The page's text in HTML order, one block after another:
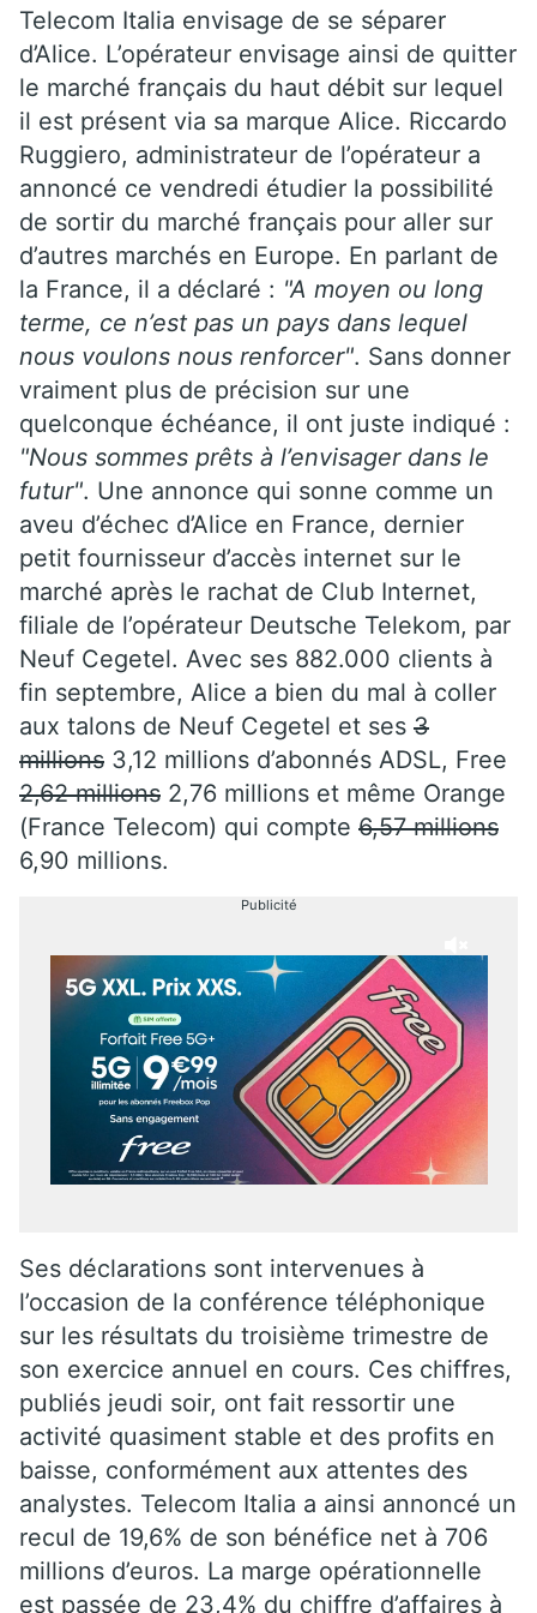
Telecom Italia envisage de se séparer
d’Alice. L’opérateur envisage ainsi de quitter
le marché français du haut débit sur lequel
il est présent via sa marque Alice. Riccardo
Ruggiero, administrateur de l’opérateur a
annoncé ce vendredi étudier la possibilité
de sortir du marché français pour aller sur
d’autres marchés en Europe. En parlant de
la France, il a déclaré : "A moyen ou long
terme, ce n’est pas un pays dans lequel
nous voulons nous renforcer". Sans donner
vraiment plus de précision sur une
quelconque échéance, il ont juste indiqué :
"Nous sommes prêts à l’envisager dans le
futur". Une annonce qui sonne comme un
aveu d’échec d’Alice en France, dernier
petit fournisseur d’accès internet sur le
marché après le rachat de Club Internet,
filiale de l’opérateur Deutsche Telekom, par
Neuf Cegetel. Avec ses 882.000 clients à
fin septembre, Alice a bien du mal à coller
aux talons de Neuf Cegetel et ses 3
millions 3,12 millions d’abonnés ADSL, Free
2,62 millions 2,76 millions et même Orange
(France Telecom) qui compte 6,57 millions
6,90 millions.
Publicité
Ses déclarations sont intervenues à
l’occasion de la conférence téléphonique
sur les résultats du troisième trimestre de
son exercice annuel en cours. Ces chiffres,
publiés jeudi soir, ont fait ressortir une
activité quasiment stable et des profits en
baisse, conformément aux attentes des
analystes. Telecom Italia a ainsi annoncé un
recul de 19,6% de son bénéfice net à 706
millions d’euros. La marge opérationnelle
est passée de 23,4% du chiffre d’affaires à